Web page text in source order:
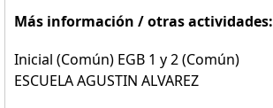
Más información / otras actividades:
Inicial (Común) EGB 1 y 2 (Común)
ESCUELA AGUSTIN ALVAREZ